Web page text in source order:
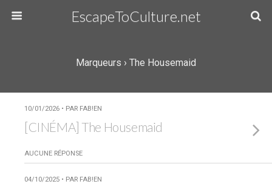
EscapeToCulture.net
Marqueurs › The Housemaid
10/01/2026 • PAR FAB!EN
[CINÉMA] The Housemaid
AUCUNE RÉPONSE
04/10/2025 • PAR FAB!EN